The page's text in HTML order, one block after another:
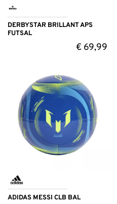
DERBYSTAR BRILLANT APS
FUTSAL
€69,99
ADIDAS MESSI CLB BAL